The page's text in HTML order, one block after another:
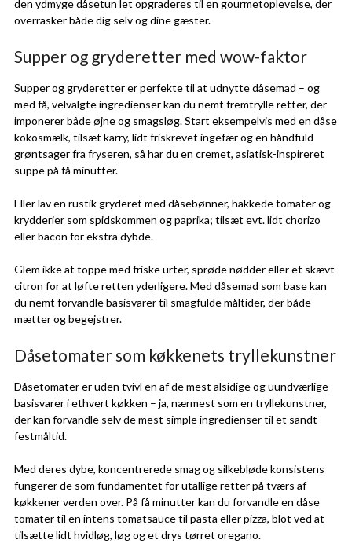
den ydmyge dåsetun let opgraderes til en gourmetoplevelse, der
overrasker både dig selv og dine gæster.
Supper og gryderetter med wow-faktor
Supper og gryderetter er perfekte til at udnytte dåsemad – og
med få, velvalgte ingredienser kan du nemt fremtrylle retter, der
imponerer både øjne og smagsløg. Start eksempelvis med en dåse
kokosmælk, tilsæt karry, lidt friskrevet ingefær og en håndfuld
grøntsager fra fryseren, så har du en cremet, asiatisk-inspireret
suppe på få minutter.
Eller lav en rustik gryderet med dåsebønner, hakkede tomater og
krydderier som spidskommen og paprika; tilsæt evt. lidt chorizo
eller bacon for ekstra dybde.
Glem ikke at toppe med friske urter, sprøde nødder eller et skævt
citron for at løfte retten yderligere. Med dåsemad som base kan
du nemt forvandle basisvarer til smagfulde måltider, der både
mætter og begejstrer.
Dåsetomater som køkkenets tryllekunstner
Dåsetomater er uden tvivl en af de mest alsidige og uundværlige
basisvarer i ethvert køkken – ja, nærmest som en tryllekunstner,
der kan forvandle selv de mest simple ingredienser til et sandt
festmåltid.
Med deres dybe, koncentrerede smag og silkebløde konsistens
fungerer de som fundamentet for utallige retter på tværs af
køkkener verden over. På få minutter kan du forvandle en dåse
tomater til en intens tomatsauce til pasta eller pizza, blot ved at
tilsætte lidt hvidløg, løg og et drys tørret oregano.